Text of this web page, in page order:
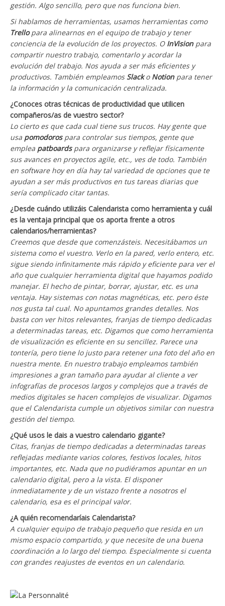
gestión. Algo sencillo, pero que nos funciona bien.
Si hablamos de herramientas, usamos herramientas como
Trellopara alinearnos en el equipo de trabajo y tener
conciencia de la evolución de los proyectos. O InVisionpara
compartir nuestro trabajo, comentarlo y acordar la
evolución del trabajo. Nos ayuda a ser más eficientes y
productivos. También empleamos Slacko Notionpara tener
la información y la comunicación centralizada.
¿Conoces otras técnicas de productividad que utilicen
compañeros/as de vuestro sector?
Lo cierto es que cada cual tiene sus trucos. Hay gente que
usa pomodorospara controlar sus tiempos, gente que
emplea patboardspara organizarse y reflejar físicamente
sus avances en proyectos agile, etc., ves de todo. También
en software hoy en día hay tal variedad de opciones que te
ayudan a ser más productivos en tus tareas diarias que
sería complicado citar tantas.
¿Desde cuándo utilizáis Calendarista como herramienta y cuál
es la ventaja principal que os aporta frente a otros
calendarios/herramientas?
Creemos que desde que comenzásteis. Necesitábamos un
sistema como el vuestro. Verlo en la pared, verlo entero, etc.
sigue siendo infinitamente más rápido y eficiente para ver el
año que cualquier herramienta digital que hayamos podido
manejar. El hecho de pintar, borrar, ajustar, etc. es una
ventaja. Hay sistemas con notas magnéticas, etc. pero éste
nos gusta tal cual. No apuntamos grandes detalles. Nos
basta con ver hitos relevantes, franjas de tiempo dedicadas
a determinadas tareas, etc. Digamos que como herramienta
de visualización es eficiente en su sencillez. Parece una
tontería, pero tiene lo justo para retener una foto del año en
nuestra mente. En nuestro trabajo empleamos también
impresiones a gran tamaño para ayudar al cliente a ver
infografías de procesos largos y complejos que a través de
medios digitales se hacen complejos de visualizar. Digamos
que el Calendarista cumple un objetivos similar con nuestra
gestión del tiempo.
¿Qué usos le dais a vuestro calendario gigante?
Citas, franjas de tiempo dedicadas a determinadas tareas
reflejadas mediante varios colores, festivos locales, hitos
importantes, etc. Nada que no pudiéramos apuntar en un
calendario digital, pero a la vista. El disponer
inmediatamente y de un vistazo frente a nosotros el
calendario, esa es el principal valor.
¿A quién recomendaríais Calendarista?
A cualquier equipo de trabajo pequeño que resida en un
mismo espacio compartido, y que necesite de una buena
coordinación a lo largo del tiempo. Especialmente si cuenta
con grandes reajustes de eventos en un calendario.